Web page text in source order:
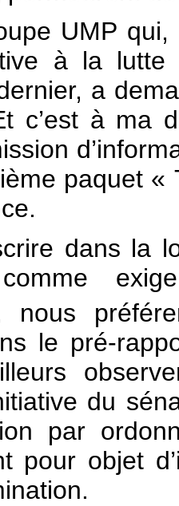
UMP
à la lutte
a
c’est à ma
paquet «
dans la
nous
le pré-
du
par
pour objet